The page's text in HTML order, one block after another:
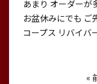
あまり オーダーが
お盆休みにでも ご
コープス リバイバ
«